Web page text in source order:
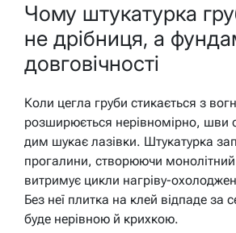
Чому штукатурка
не дрібниця, а
довговічності
Коли цегла груби стикається з
розширюється нерівномірно, шви
дим шукає лазівки. Штукатурка
прогалини, створюючи
витримує цикли нагріву-
Без неї плитка на клей відпаде за
буде нерівною й крихкою.